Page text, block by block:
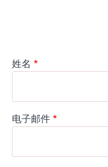
姓名
电子邮件